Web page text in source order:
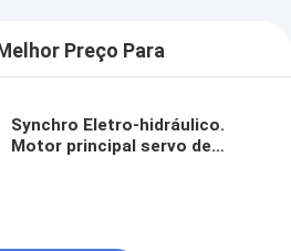
Preço Para
Synchro Eletro-hidráulico.
Motor principal servo de